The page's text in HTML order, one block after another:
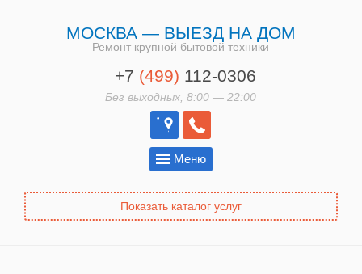
Меню
МОСКВА — ВЫЕЗД НА ДОМ
Ремонт крупной бытовой техники
+7 (499) 112-0306
Без выходных, 8:00 — 22:00
Показать каталог услуг